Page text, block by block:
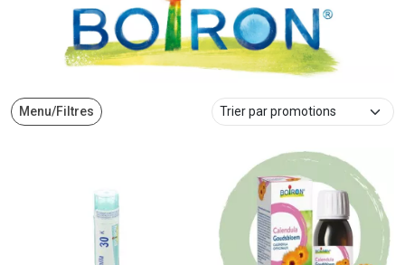
Menu/Filtres